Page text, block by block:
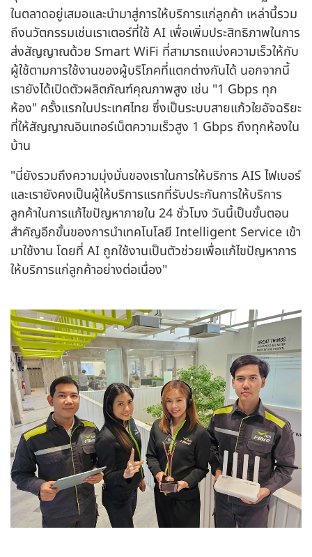
ในตลาดอยู่เสมอและนำมาสู่การให้บริการแก่ลูกค้า เหล่านี้รวม
ถึงนวัตกรรมเช่นเราเตอร์ที่ใช้ AI เพื่อเพิ่มประสิทธิภาพในการ
ส่งสัญญาณด้วย Smart WiFi ที่สามารถแบ่งความเร็วให้กับ
ผู้ใช้ตามการใช้งานของผู้บริโภคที่แตกต่างกันได้ นอกจากนี้
เรายังได้เปิดตัวผลิตภัณฑ์คุณภาพสูง เช่น "1 Gbps ทุก
ห้อง" ครั้งแรกในประเทศไทย ซึ่งเป็นระบบสายแก้วใยอัจฉริยะ
ที่ให้สัญญาณอินเทอร์เน็ตความเร็วสูง 1 Gbps ถึงทุกห้องใน
บ้าน
"นี่ยังรวมถึงความมุ่งมั่นของเราในการให้บริการ AIS ไฟเบอร์
และเรายังคงเป็นผู้ให้บริการแรกที่รับประกันการให้บริการ
ลูกค้าในการแก้ไขปัญหาภายใน 24 ชั่วโมง วันนี้เป็นขั้นตอน
สำคัญอีกขั้นของการนำเทคโนโลยี Intelligent Service เข้า
มาใช้งาน โดยที่ AI ถูกใช้งานเป็นตัวช่วยเพื่อแก้ไขปัญหาการ
ให้บริการแก่ลูกค้าอย่างต่อเนื่อง"